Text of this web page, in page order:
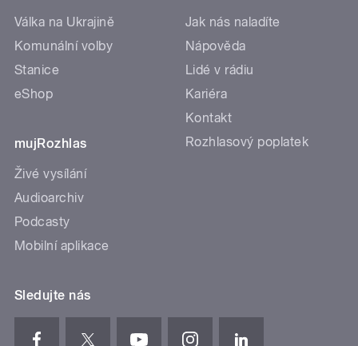
Válka na Ukrajině
Komunální volby
Stanice
eShop
mujRozhlas
Živé vysílání
Audioarchiv
Podcasty
Mobilní aplikace
Jak nás naladíte
Nápověda
Lidé v rádiu
Kariéra
Kontakt
Rozhlasový poplatek
Sledujte nás